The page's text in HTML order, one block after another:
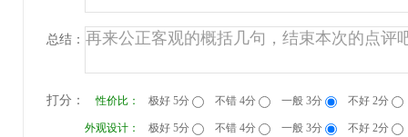
总结：
打分： 性价比： 极好 5分 不错 4分 一般 3分 不好 2分
外观设计： 极好 5分 不错 4分 一般 3分 不好 2分